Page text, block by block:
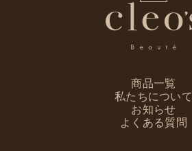
商品一覧
私たちについて
お知らせ
よくある質問